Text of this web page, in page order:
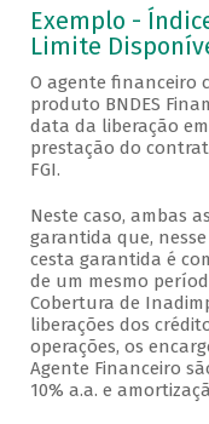
Exemplo -
Limite
O agente financeiro
produto BNDES
data da liberação
prestação do
FGI.
Neste caso, ambas
garantida que,
cesta garantida é
de um mesmo
Cobertura de
liberações dos
operações, os
Agente Financeiro
10% a.a. e